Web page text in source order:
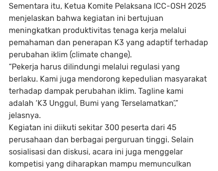
Sementara itu, Ketua Komite Pelaksana ICC-OSH 2025
menjelaskan bahwa kegiatan ini bertujuan
meningkatkan produktivitas tenaga kerja melalui
pemahaman dan penerapan K3 yang adaptif terhadap
perubahan iklim (climate change).
“Pekerja harus dilindungi melalui regulasi yang
berlaku. Kami juga mendorong kepedulian masyarakat
terhadap dampak perubahan iklim. Tagline kami
adalah ‘K3 Unggul, Bumi yang Terselamatkan’,”
jelasnya.
Kegiatan ini diikuti sekitar 300 peserta dari 45
perusahaan dan berbagai perguruan tinggi. Selain
sosialisasi dan diskusi, acara ini juga menggelar
kompetisi yang diharapkan mampu memunculkan